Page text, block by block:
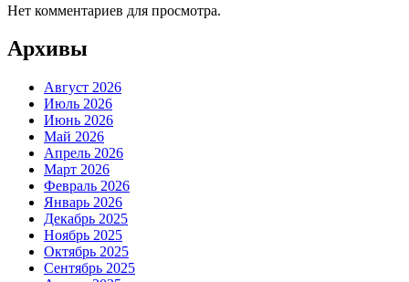
Нет комментариев для просмотра.
Архивы
Август 2026
Июль 2026
Июнь 2026
Май 2026
Апрель 2026
Март 2026
Февраль 2026
Январь 2026
Декабрь 2025
Ноябрь 2025
Октябрь 2025
Сентябрь 2025